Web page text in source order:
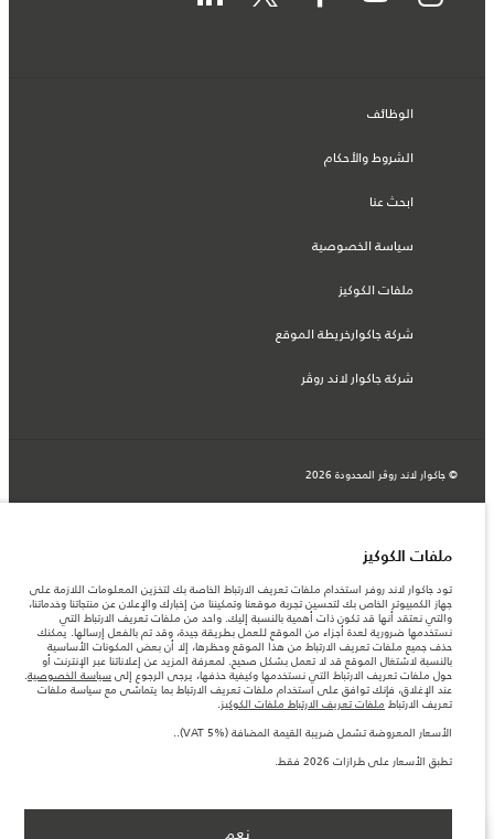
الوظائف
الشروط والأحكام
ابحث عنا
سياسة الخصوصية
ملفات الكوكيز
شركة جاكوارخريطة الموقع
شركة جاكوار لاند روڤر
© جاكوار لاند روڨر المحدودة 2026
المعلومات والمواصفات والأسعار والألوان المذكورة على هذا الموقع قد تختلف من بلد إلى
آخر، كما أنّها قد تتغير بدون إشعار مسبق. الرجاء التواصل مع وكيلنا المحلي للتأكد من توفّرها
والتحقق من الأسعار.
الأرقام المقدمة هي نتيجة لاختبارات المصنع الرسمية وفقاً لتشريعات الاتحاد الأوروبي. قد
يتباين استهلك الوقود الفعلي للمركبة عن ذلك المتحقق في تلك الاختبارات كما أن هذه
الأرقام بغرض المقارنة فحسب.
ملاحظة مهمة حول الصور والمواصفات. إن النقص العالمي في أشباه الموصلات يؤثر حاليًا
في مواصفات تصميم السيارات وتوفر الخيارات وتوقيتات التصاميم. هذا ظرف ديناميكي
للغاية، ونتيجة لذلك، قد لا تمثّل الصور المستخدَمة ضمن موقع الويب حاليًا المواصفات الحالية
بالكامل بالنسبة إلى الميزات والخيارات والحلية ومجموعات الألوان. يرجى استشارة وكيلك الذي
سيتمكّن من تأكيد أي تقييدات حالية معك للسماح لك باتخاذ قرار مدروس
الأسعار المعروضة تشمل ضريبة القيمة المضافة (VAT 5%).
الأسعار تنطبق فقط على الطرازات المصنعة في عام 2026.‎
ملفات الكوكيز
تود جاكوار لاند روفر استخدام ملفات تعريف الارتباط الخاصة بك لتخزين المعلومات اللازمة على
جهاز الكمبيوتر الخاص بك لتحسين تجربة موقعنا وتمكيننا من إخبارك والإعلان عن منتجاتنا وخدماتنا،
والتي نعتقد أنها قد تكون ذات أهمية بالنسبة إليك. واحد من ملفات تعريف الارتباط التي
نستخدمها ضرورية لعدة أجزاء من الموقع للعمل بطريقة جيدة، وقد تم بالفعل إرسالها. يمكنك
حذف جميع ملفات تعريف الارتباط من هذا الموقع وحظرها، إلا أن بعض المكونات الأساسية
بالنسبة لاشتغال الموقع قد لا تعمل بشكل صحيح. لمعرفة المزيد عن إعلاناتنا عبر الإنترنت أو
حول ملفات تعريف الارتباط التي نستخدمها وكيفية حذفها، يرجى الرجوع إلى سياسة الخصوصية.
عند الإغلاق، فإنك توافق على استخدام ملفات تعريف الارتباط بما يتماشى مع سياسة ملفات
تعريف الارتباط ملفات تعريف الارتباط ملفات الكوكيز.
الأسعار المعروضة تشمل ضريبة القيمة المضافة (VAT 5%)..
تطبق الأسعار على طرازات 2026 فقط.
نعم